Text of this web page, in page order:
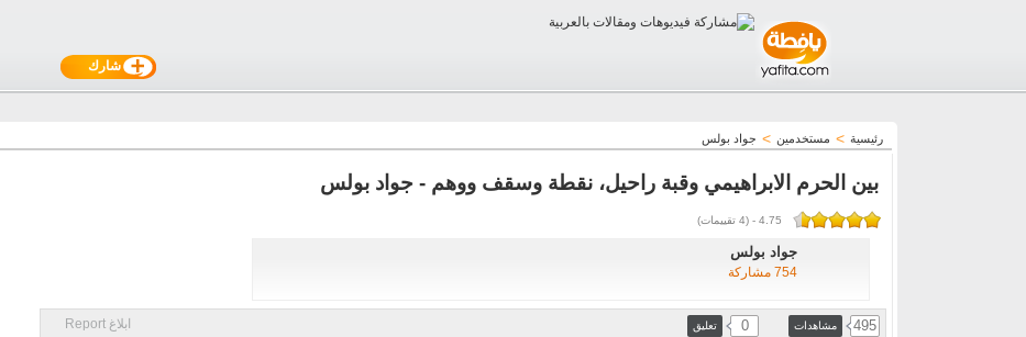
شارك
رئيسية > مستخدمين > جواد بولس
بين الحرم الابراهيمي وقبة راحيل، نقطة وسقف ووهم - جواد بولس
4.75
-
(
4 تقييمات)
جواد بولس
754 مشاركة
495 مشاهدات 0 تعليق ابلاغ Report